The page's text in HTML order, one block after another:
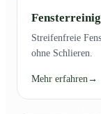
Streifenfreie
ohne Schlieren.
Mehr erfahren→